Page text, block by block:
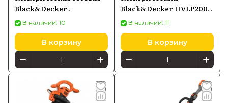
Black&Decker
BEMW471BH-QS
В наличии: 10
В корзину
Black&Decker HVLP200-
QSВ наличии: 11
В корзину